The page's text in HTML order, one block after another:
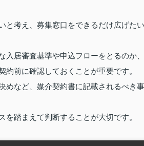
と考え、募集窓口をできるだけ広げたい
入居審査基準や申込フローをとるのか、
前に確認しておくことが重要です。
めなど、媒介契約書に記載されるべき事
踏まえて判断することが大切です。